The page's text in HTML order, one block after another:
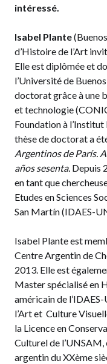
intéressé.
Isabel Plante
d’Histoire de l’Art
Elle est diplômée et
l’Université de
doctorat grâce à une
et technologie
Foundation à l’Institut
thèse de doctorat a
Argentinos de París.
años sesenta. Depuis
en tant que
Etudes en Sciences
San Martín (IDAES-
Isabel Plante est
Centre Argentin de
2013. Elle est
Master spécialisé en
américain de
l’Art et Culture
la Licence en
Culturel de l’UNSAM,
argentin du XXème